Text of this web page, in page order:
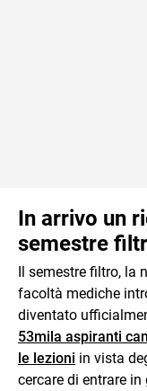
In arrivo un
semestre
Il semestre filtro, la
facoltà mediche
diventato
53mila aspiranti
le lezioni in vista
cercare di entrare